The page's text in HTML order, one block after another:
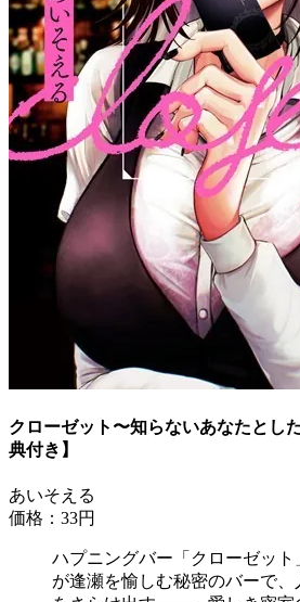
クローゼット〜知らないあなたとし
典付き】
あいそえる
価格：33円
ハプニングバー「クローゼッ
が逢瀬を愉しむ秘密のバーで